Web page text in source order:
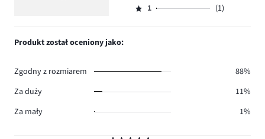
136.
głosów
ilość
2,
Ocena
1,
1 (1)
Produkt został oceniony jako:
Zgodny z rozmiarem
88%
Za duży
11%
Za mały
1%